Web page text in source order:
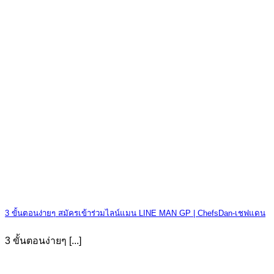
3 ขั้นตอนง่ายๆ สมัครเข้าร่วมไลน์แมน LINE MAN GP | ChefsDan-เชฟแดน
3 ขั้นตอนง่ายๆ [...]